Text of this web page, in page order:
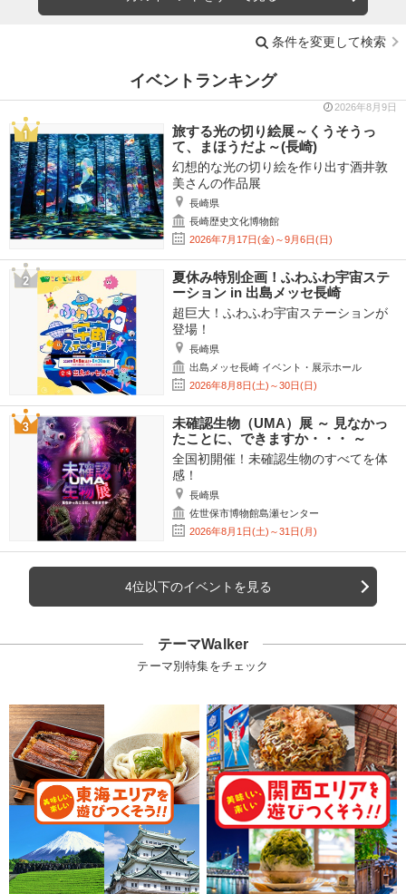
条件を変更して検索
イベントランキング
2026年8月9日
旅する光の切り絵展～くうそうっ
て、まほうだよ～(長崎)
幻想的な光の切り絵を作り出す酒井敦
美さんの作品展
長崎県
長崎歴史文化博物館
2026年7月17日(金)～9月6日(日)
夏休み特別企画！ふわふわ宇宙ステ
ーション in 出島メッセ長崎
超巨大！ふわふわ宇宙ステーションが
登場！
長崎県
出島メッセ長崎 イベント・展示ホール
2026年8月8日(土)～30日(日)
未確認生物（UMA）展 ～ 見なかっ
たことに、できますか・・・ ～
全国初開催！未確認生物のすべてを体
感！
長崎県
佐世保市博物館島瀬センター
2026年8月1日(土)～31日(月)
4位以下のイベントを見る
テーマWalker
テーマ別特集をチェック